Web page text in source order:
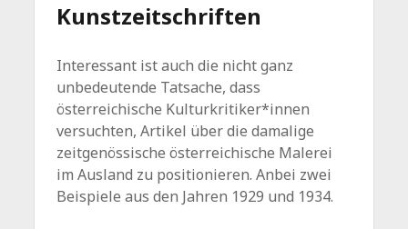
Kunstzeitschriften
Interessant ist auch die nicht ganz
unbedeutende Tatsache, dass
österreichische Kulturkritiker*innen
versuchten, Artikel über die damalige
zeitgenössische österreichische Malerei
im Ausland zu positionieren. Anbei zwei
Beispiele aus den Jahren 1929 und 1934.